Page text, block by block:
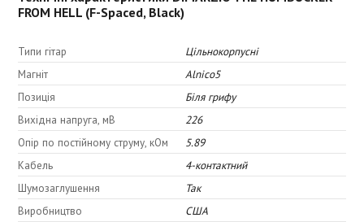
Характеристики звуку:
Верхня частота: 8,5
Верхня середина: 4,0
Нижня середина: 3,0
Низька частота: 1,5
FROM HELL (F-Spaced, Black)
Типи гітар
Цільнокорпусні
Магніт
Alnico5
Позиція
Біля грифу
Вихідна напруга, мВ
226
Опір по постійному струму, кОм
5.89
Кабель
4-контактний
Шумозаглушення
Так
Виробництво
США